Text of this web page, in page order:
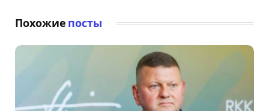
Похожие посты